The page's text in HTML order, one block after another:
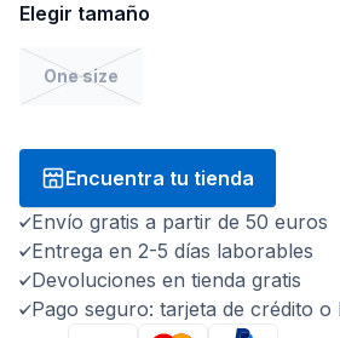
Elegir tamaño
One size
Encuentra tu tienda
Envío gratis a partir de 50 euros
Entrega en 2-5 días laborables
Devoluciones en tienda gratis
Pago seguro: tarjeta de crédito o